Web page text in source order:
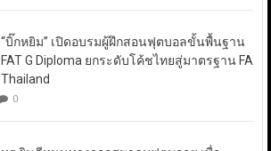
“บิ๊กหยิม” เปิดอบรมผู้ฝึกสอนฟุตบอลขั้นพื้นฐาน
FAT G Diploma ยกระดับโค้ชไทยสู่มาตรฐาน FA
Thailand
0